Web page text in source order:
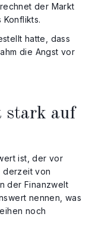
der Markt
hatte, dass
die Angst vor
stark auf
ist, der vor
derzeit von
der Finanzwelt
nennen, was
noch